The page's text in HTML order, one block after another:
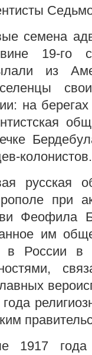
семена
19-го
из
на
колонистов.
русская
при
Феофила
им
России в
года
1917